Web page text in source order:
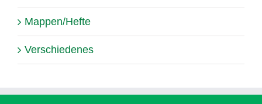
Mappen/Hefte
Verschiedenes